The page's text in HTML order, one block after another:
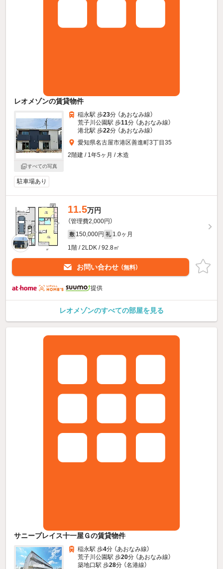
レオメゾンの賃貸物件
すべての写真
稲永駅 歩23分 （あおなみ線）
荒子川公園駅 歩11分 （あおなみ線）
港北駅 歩22分 （あおなみ線）
愛知県名古屋市港区善進町3丁目35
2階建 / 1年5ヶ月 / 木造
駐車場あり
11.5万円
（管理費2,000円）
敷 150,000円 礼 1.0ヶ月
1階 / 2LDK / 92.8㎡
お問い合わせ （無料）
提供
レオメゾンのすべての部屋を見る
サニープレイス十一屋Ｇの賃貸物件
稲永駅 歩4分 （あおなみ線）
荒子川公園駅 歩20分 （あおなみ線）
築地口駅 歩28分 （名港線）